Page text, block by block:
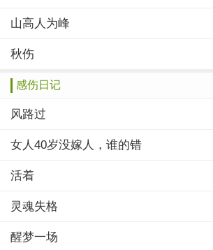
山高人为峰
秋伤
感伤日记
风路过
女人40岁没嫁人，谁的错
活着
灵魂失格
醒梦一场